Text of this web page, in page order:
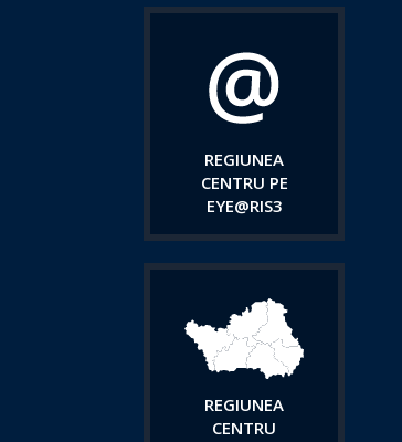
REGIUNEA
CENTRU PE
EYE@RIS3
REGIUNEA
CENTRU